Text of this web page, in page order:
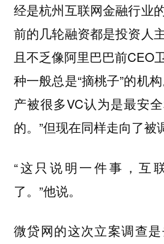
经是杭州互联网金融行业
前的几轮融资都是投资人
且不乏像阿里巴巴前CEO
种一般总是“摘桃子”的机
产被很多VC认为是最安
的。”但现在同样走向了被
“这只说明一件事，互
了。”他说。
微贷网的这次立案调查